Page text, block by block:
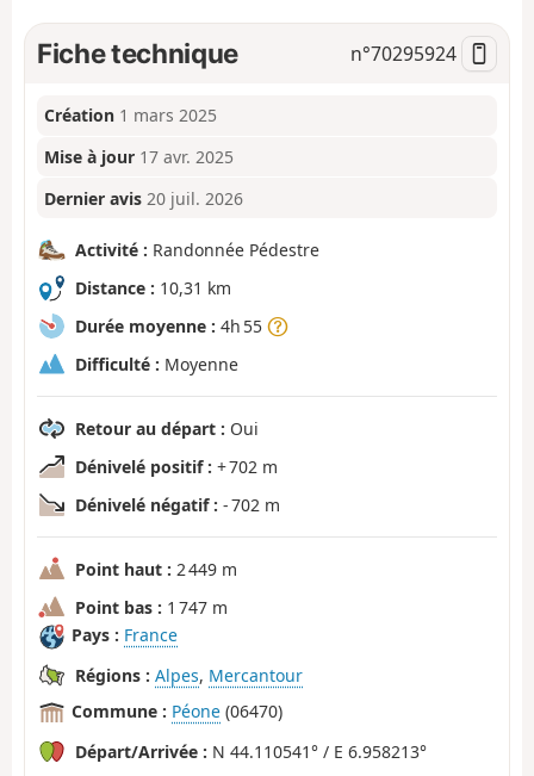
Fiche technique n°70295924
Création 1 mars 2025
Mise à jour 17 avr. 2025
Dernier avis 20 juil. 2026
Activité : Randonnée Pédestre
Distance : 10,31 km
Durée moyenne : 4h 55
Difficulté : Moyenne
Retour au départ : Oui
Dénivelé positif : + 702 m
Dénivelé négatif : - 702 m
Point haut : 2 449 m
Point bas : 1 747 m
Pays : France
Régions : Alpes, Mercantour
Commune : Péone (06470)
Départ/Arrivée : N 44.110541° / E 6.958213°